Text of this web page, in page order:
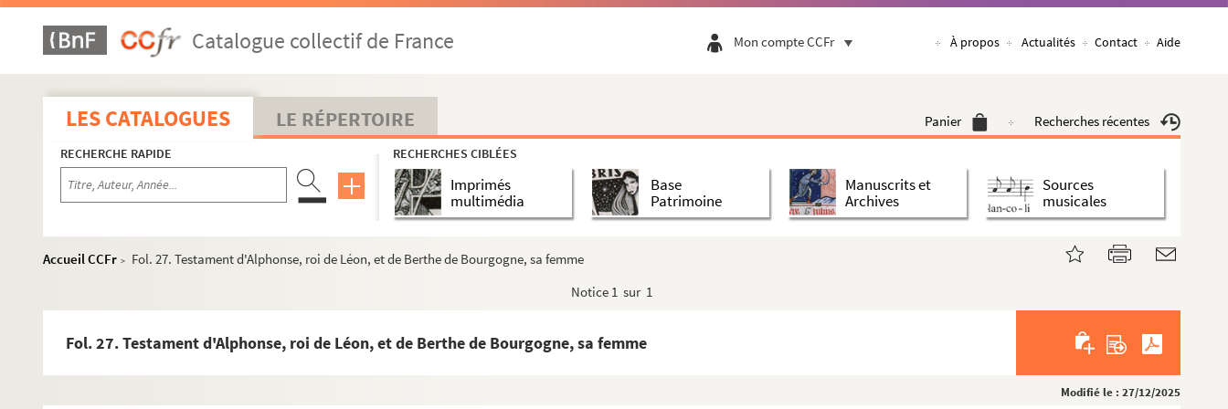
Catalogue collectif de France Mon compte CCFr À propos Actualités Contact Aide
LES CATALOGUES LE RÉPERTOIRE Panier Recherches récentes
RECHERCHE RAPIDE RECHERCHES CIBLÉES
Imprimés
multimédia
Base
Patrimoine
Manuscrits et
Archives
Sources
musicales
Accueil CCFr >
Fol. 27. Testament d'Alphonse, roi de Léon, et de Berthe de Bourgogne, sa femme
Notice 1 sur 1
Fol. 27. Testament d'Alphonse, roi de Léon, et de Berthe de Bourgogne, sa femme
Modifié le : 27/12/2025